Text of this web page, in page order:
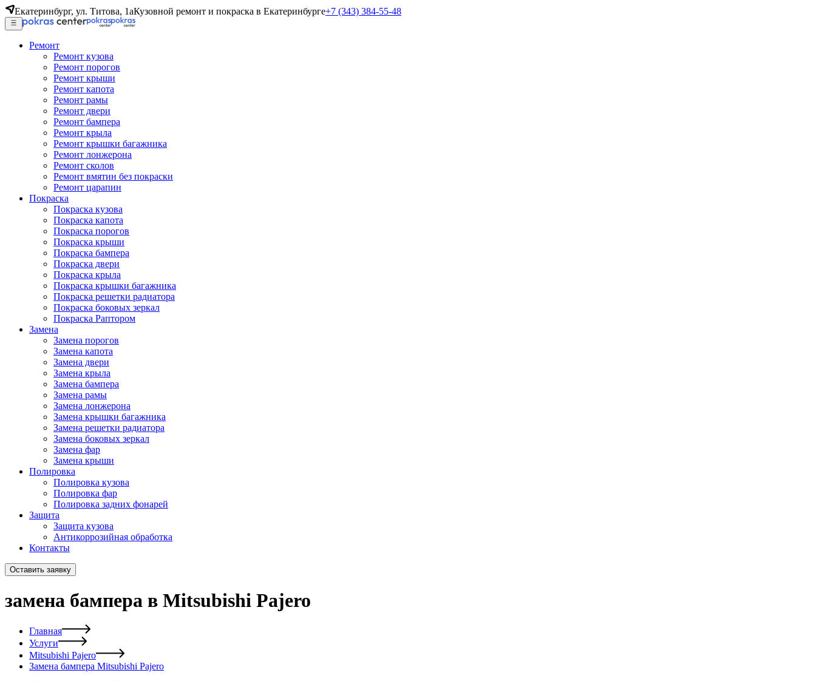
Екатеринбург, ул. Титова, 1аКузовной ремонт и покраска в Екатеринбурге+7 (343) 384-55-48
Ремонт
Ремонт кузова
Ремонт порогов
Ремонт крыши
Ремонт капота
Ремонт рамы
Ремонт двери
Ремонт бампера
Ремонт крыла
Ремонт крышки багажника
Ремонт лонжерона
Ремонт сколов
Ремонт вмятин без покраски
Ремонт царапин
Покраска
Покраска кузова
Покраска капота
Покраска порогов
Покраска крыши
Покраска бампера
Покраска двери
Покраска крыла
Покраска крышки багажника
Покраска решетки радиатора
Покраска боковых зеркал
Покраска Раптором
Замена
Замена порогов
Замена капота
Замена двери
Замена крыла
Замена бампера
Замена рамы
Замена лонжерона
Замена крышки багажника
Замена решетки радиатора
Замена боковых зеркал
Замена фар
Замена крыши
Полировка
Полировка кузова
Полировка фар
Полировка задних фонарей
Защита
Защита кузова
Антикоррозийная обработка
Контакты
Оставить заявку
замена бампера в Mitsubishi Pajero
Главная
Услуги
Mitsubishi Pajero
Замена бампера Mitsubishi Pajero